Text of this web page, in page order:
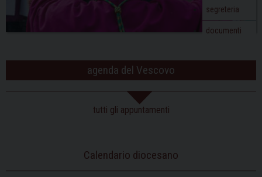
segreteria
documenti
agenda del Vescovo
tutti gli appuntamenti
Calendario diocesano